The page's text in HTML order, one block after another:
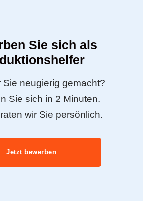
Sie sich als
Sie neugierig gemacht?
Sie sich in 2 Minuten.
wir Sie persönlich.
Jetzt bewerben